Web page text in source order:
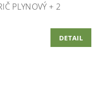
PLYNOVÝ + 2
DETAIL